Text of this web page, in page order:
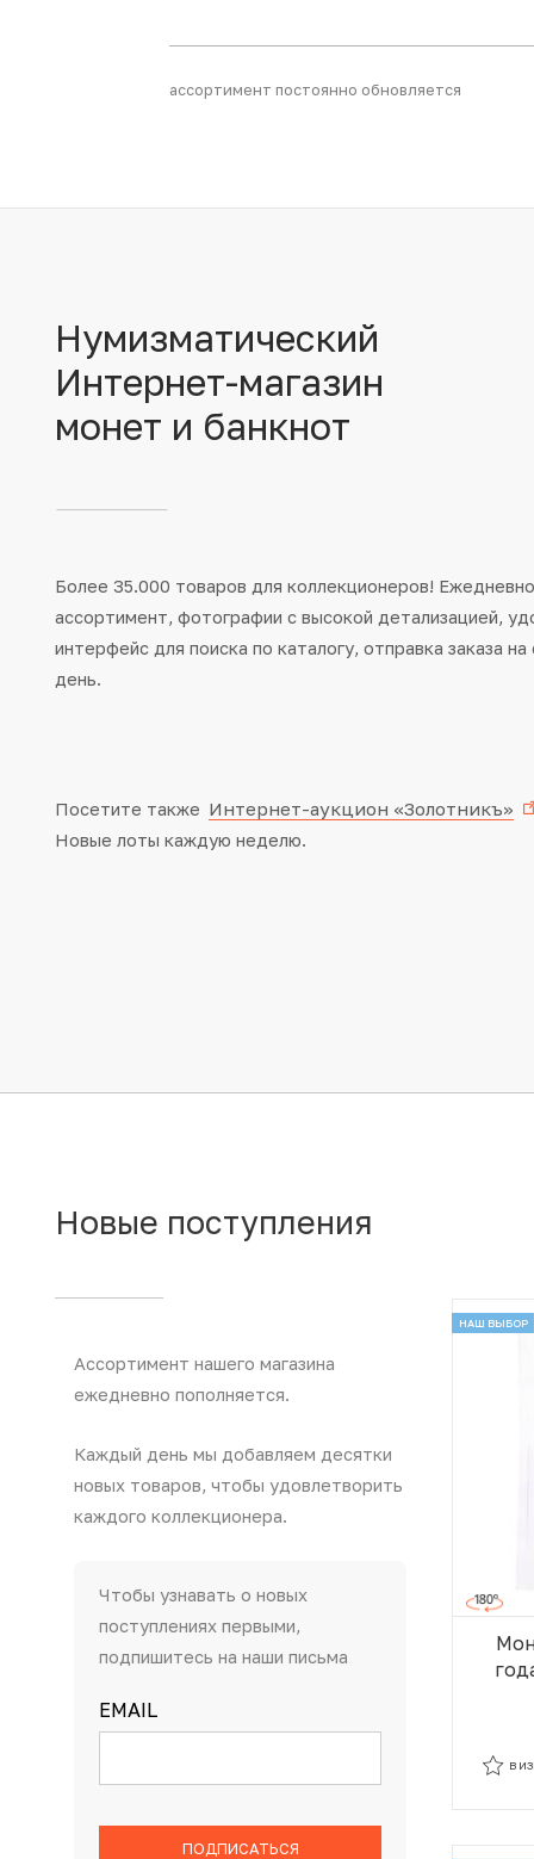
Иностранные монеты
Неофициальные выпуски монет (Unusual)
ассортимент постоянно обновляется
Нумизматический
Интернет-магазин
монет и банкнот
Более 35.000 товаров для коллекционеров!
ассортимент, фотографии с высокой детализацией,
интерфейс для поиска по каталогу, отправка заказа
день.
Посетите также Интернет-аукцион «Золотникъ»
Новые лоты каждую неделю.
Новые поступления
Ассортимент нашего магазина
ежедневно пополняется.
Каждый день мы добавляем десятки
новых товаров, чтобы удовлетворить
каждого коллекционера.
Чтобы узнавать о новых
поступлениях первыми,
подпишитесь на наши письма
EMAIL
ПОДПИСАТЬСЯ
НАШ ВЫБОР
В